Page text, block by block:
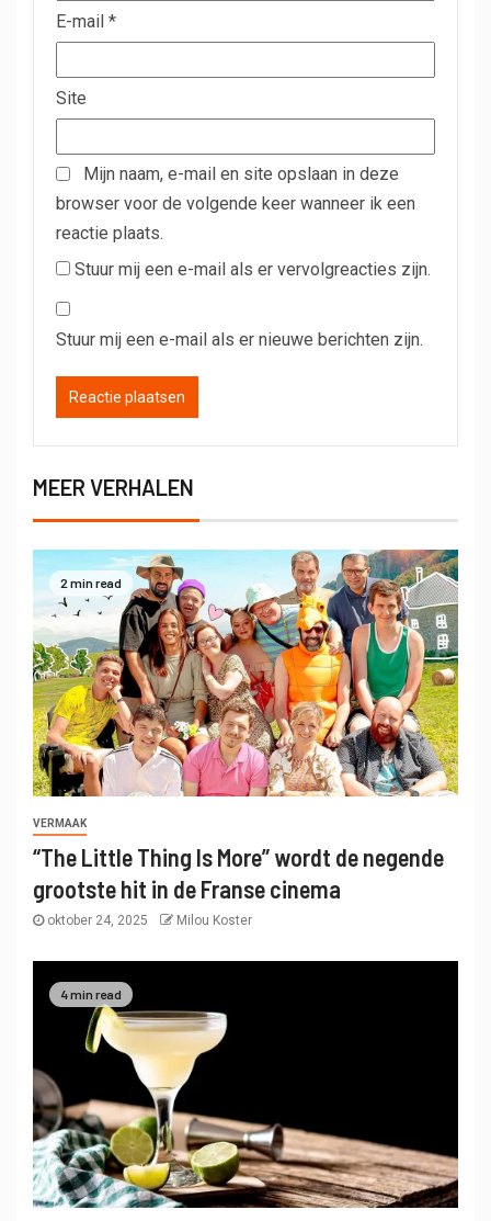
E-mail *
Site
Mijn naam, e-mail en site opslaan in deze
browser voor de volgende keer wanneer ik een
reactie plaats.
Stuur mij een e-mail als er vervolgreacties zijn.
Stuur mij een e-mail als er nieuwe berichten zijn.
MEER VERHALEN
2 min read
VERMAAK
“The Little Thing Is More” wordt de negende
grootste hit in de Franse cinema
oktober 24, 2025 Milou Koster
4 min read